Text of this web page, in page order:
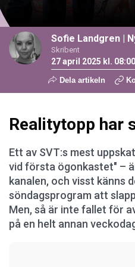
Sofie Landgren |
Skribent
27 april 2025 kl. 08:00
Dela artikeln
Realitytopp har
Ett av SVT:s mest
vid första ögonkastet" –
kanalen, och visst känns
söndagsprogram att
Men, så är inte fallet för
på en helt annan